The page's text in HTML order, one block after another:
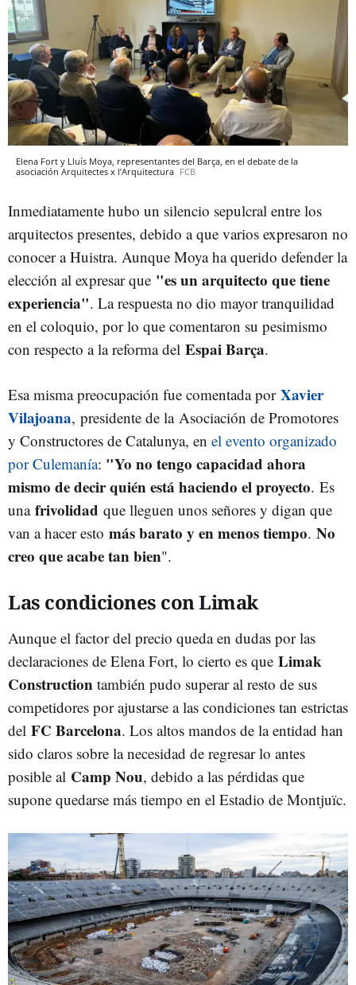
Elena Fort y Lluís Moya, representantes del Barça, en el debate de la
asociación Arquitectes x l’Arquitectura FCB
Inmediatamente hubo un silencio sepulcral entre los
arquitectos presentes, debido a que varios expresaron no
conocer a Huistra. Aunque Moya ha querido defender la
elección al expresar que "es un arquitecto que tiene
experiencia". La respuesta no dio mayor tranquilidad
en el coloquio, por lo que comentaron su pesimismo
con respecto a la reforma del Espai Barça.
Esa misma preocupación fue comentada por Xavier
Vilajoana, presidente de la Asociación de Promotores
y Constructores de Catalunya, en el evento organizado
por Culemanía: "Yo no tengo capacidad ahora
mismo de decir quién está haciendo el proyecto. Es
una frivolidad que lleguen unos señores y digan que
van a hacer esto más barato y en menos tiempo. No
creo que acabe tan bien".
Las condiciones con Limak
Aunque el factor del precio queda en dudas por las
declaraciones de Elena Fort, lo cierto es que Limak
Construction también pudo superar al resto de sus
competidores por ajustarse a las condiciones tan estrictas
del FC Barcelona. Los altos mandos de la entidad han
sido claros sobre la necesidad de regresar lo antes
posible al Camp Nou, debido a las pérdidas que
supone quedarse más tiempo en el Estadio de Montjuïc.